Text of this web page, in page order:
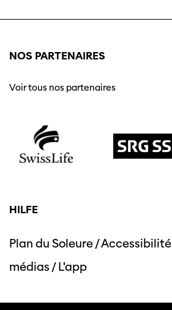
NOS PARTENAIRES
Voir tous nos partenaires
HILFE
Plan du Soleure/Accessibilité
médias /L'app